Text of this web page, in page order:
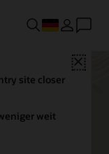
Close
site closer
weit
Bewältigung
Branchen. Wir